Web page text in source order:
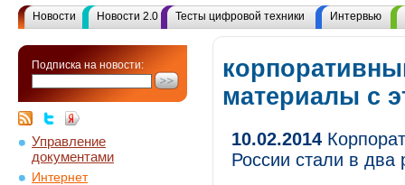
Новости Новости 2.0 Тесты цифровой техники Интервью
Подписка на новости:
Управление
документами
Интернет
материалы с
10.02.2014
России стали в два